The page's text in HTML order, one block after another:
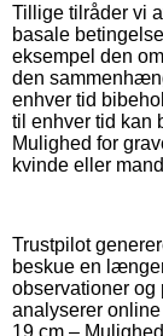
Tillige tilråder vi
basale
eksempel den
den
enhver tid
til enhver tid kan
Mulighed for
kvinde eller
Trustpilot
beskue en
observationer og
analyserer
19 cm –